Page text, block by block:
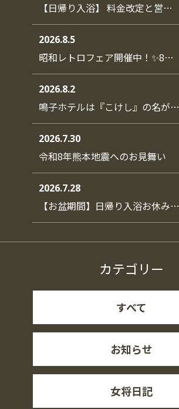
【日帰り入浴】 料金改定と営…
2026.8.5
昭和レトロフェア開催中！✨8…
2026.8.2
鳴子ホテルは『こけし』の名が…
2026.7.30
令和8年熊本地震へのお見舞い
2026.7.28
【お盆期間】日帰り入浴お休み…
カテゴリー
すべて
お知らせ
女将日記